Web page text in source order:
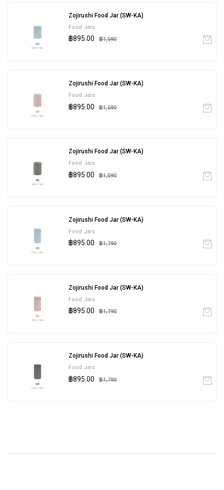
Zojirushi Food Jar (SW-KA)
Food Jars
฿895.00 ฿1,590
Zojirushi Food Jar (SW-KA)
Food Jars
฿895.00 ฿1,590
Zojirushi Food Jar (SW-KA)
Food Jars
฿895.00 ฿1,590
Zojirushi Food Jar (SW-KA)
Food Jars
฿895.00 ฿1,790
Zojirushi Food Jar (SW-KA)
Food Jars
฿895.00 ฿1,790
Zojirushi Food Jar (SW-KA)
Food Jars
฿895.00 ฿1,790